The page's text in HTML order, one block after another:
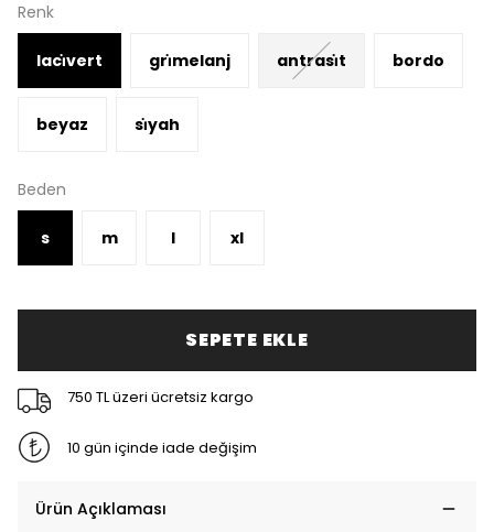
Renk
laci̇vert gri̇melanj antrasi̇t bordo
beyaz si̇yah
Beden
s m l xl
SEPETE EKLE
750 TL üzeri ücretsiz kargo
10 gün içinde iade değişim
Ürün Açıklaması